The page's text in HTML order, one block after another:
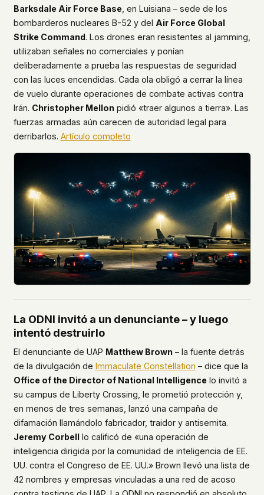
Barksdale Air Force Base , en Luisiana – sede de los
bombarderos nucleares B-52 y del Air Force Global
Strike Command. Los drones eran resistentes al jamming,
utilizaban señales no comerciales y ponían
deliberadamente a prueba las respuestas de seguridad
con las luces encendidas. Cada ola obligó a cerrar la línea
de vuelo durante operaciones de combate activas contra
Irán. Christopher Mellonpidió «traer algunos a tierra». Las
fuerzas armadas aún carecen de autoridad legal para
derribarlos. Artículo completo
La ODNI invitó a un denunciante – y luego
intentó destruirlo
El denunciante de UAP Matthew Brown– la fuente detrás
de la divulgación de Immaculate Constellation – dice que la
Office of the Director of National Intelligence lo invitó a
su campus de Liberty Crossing, le prometió protección y,
en menos de tres semanas, lanzó una campaña de
difamación llamándolo fabricador, traidor y antisemita.
Jeremy Corbell
lo calificó de «una operación de
inteligencia dirigida por la comunidad de inteligencia de EE.
UU. contra el Congreso de EE. UU.» Brown llevó una lista de
42 nombres y empresas vinculadas a una red de acoso